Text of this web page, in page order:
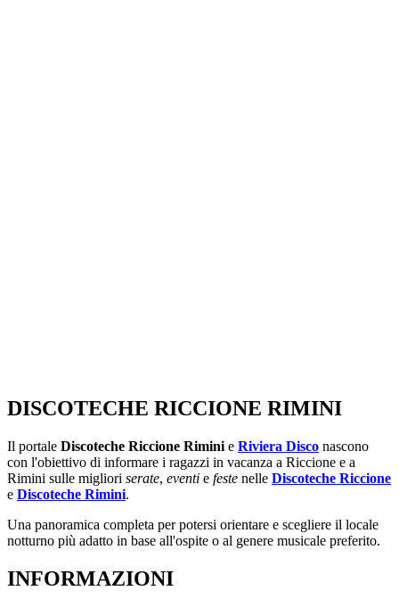
DISCOTECHE RICCIONE RIMINI
Il portale Discoteche Riccione Rimini e Riviera Disco nascono
con l'obiettivo di informare i ragazzi in vacanza a Riccione e a
Rimini sulle migliori serate, eventi e feste nelle Discoteche Riccione
e Discoteche Rimini.
Una panoramica completa per potersi orientare e scegliere il locale
notturno più adatto in base all'ospite o al genere musicale preferito.
INFORMAZIONI